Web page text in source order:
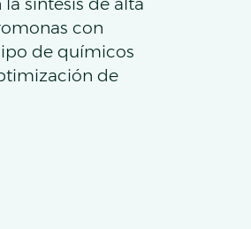
con
de químicos
de